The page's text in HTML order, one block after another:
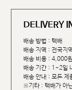
DELIVERY
배송 방법 : 택배
배송 지역 : 전국지
배송 비용 : 4,000원
배송 기간 : 1~2일
배송 안내 : 모든 제
※기타 : 택배가 아